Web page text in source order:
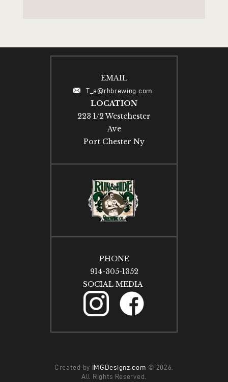
EMAIL
T_a@rhbrewing.com
LOCATION
223 1/2 Westchester
Ave
Port Chester Ny
PHONE
914-305-1352
SOCIAL MEDIA
Created by IMGDesignz.com © 2026.
All Rights Reserved.